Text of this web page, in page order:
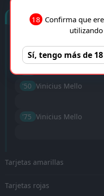
'19 ︎ M. Rabii
'50 ︎ Vinicius Mello
'75 ︎ Vinicius Mello
Tarjetas amarillas
Tarjetas rojas
18 Confirma que
Sí, tengo más de 18